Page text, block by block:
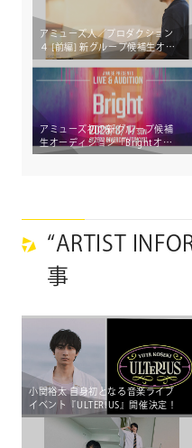
アミューズ人／プロダクション
４ [前編] 新グループ候補生オー
ディション「Brightオーディシ
ョン2025」開催！―The Right
Light に込めた覚悟と希望―
アミューズ初の新グループ候補
生オーディション「Brightオー
ディション2025」開催決定！
“ARTIST
事
小関裕太 自身初となる音楽ライブ
イベント『ULTERIUS』開催決定！